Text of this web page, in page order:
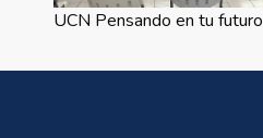
UCN Pensando en tu